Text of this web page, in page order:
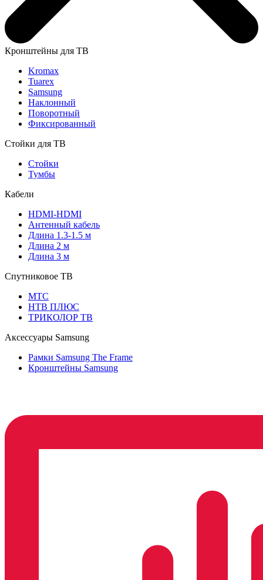
Кронштейны для ТВ
Kromax
Tuarex
Samsung
Наклонный
Поворотный
Фиксированный
Стойки для ТВ
Стойки
Тумбы
Кабели
HDMI-HDMI
Антенный кабель
Длина 1.3-1.5 м
Длина 2 м
Длина 3 м
Спутниковое ТВ
МТС
НТВ ПЛЮС
ТРИКОЛОР ТВ
Аксессуары Samsung
Рамки Samsung The Frame
Кронштейны Samsung